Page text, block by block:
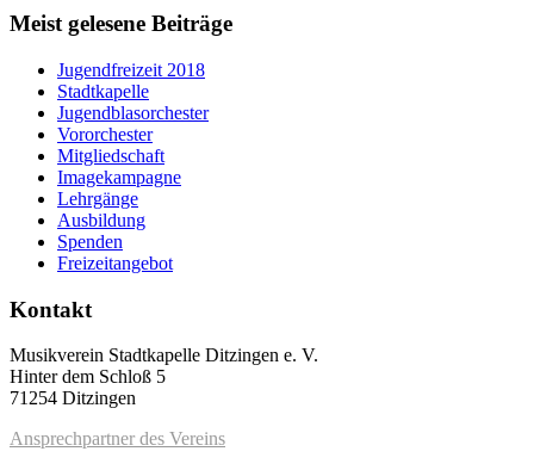
Meist gelesene Beiträge
Jugendfreizeit 2018
Stadtkapelle
Jugendblasorchester
Vororchester
Mitgliedschaft
Imagekampagne
Lehrgänge
Ausbildung
Spenden
Freizeitangebot
Kontakt
Musikverein Stadtkapelle Ditzingen e. V.
Hinter dem Schloß 5
71254 Ditzingen
Ansprechpartner des Vereins